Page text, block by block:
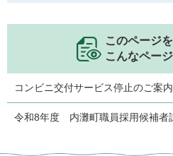
このページ
こんなペー
コンビニ交付サービス停止のご案内
令和8年度 内灘町職員採用候補者